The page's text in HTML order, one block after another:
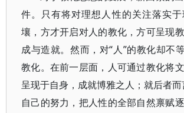
件。只有将对理想人性的关注落实
壤，方才开启对人的教化，方可呈现
成与造就。然而，对“人”的教化却不
教化。在前一层面，人可通过教化将
呈现于自身，成就博雅之人；就后者而
自己的努力，把人性的全部自然禀赋